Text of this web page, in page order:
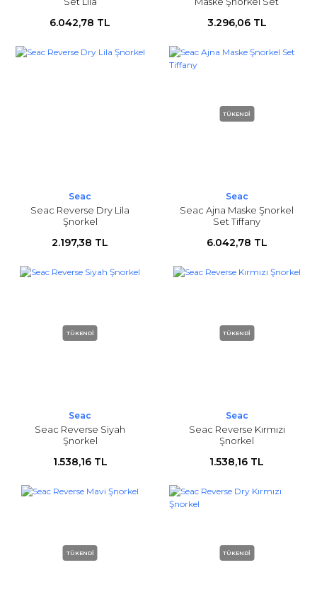
6.042,78 TL 3.296,06 TL
Seac
Seac Reverse Dry Lila
Şnorkel
2.197,38 TL
TÜKENDİ
Seac
Seac Ajna Maske Şnorkel
Set Tiffany
6.042,78 TL
TÜKENDİ
Seac
Seac Reverse Siyah
Şnorkel
1.538,16 TL
TÜKENDİ
Seac
Seac Reverse Kırmızı
Şnorkel
1.538,16 TL
TÜKENDİ TÜKENDİ